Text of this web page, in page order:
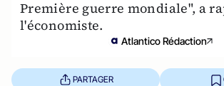
Première guerre mondiale", a
l'économiste.
Atlantico Rédaction
PARTAGER